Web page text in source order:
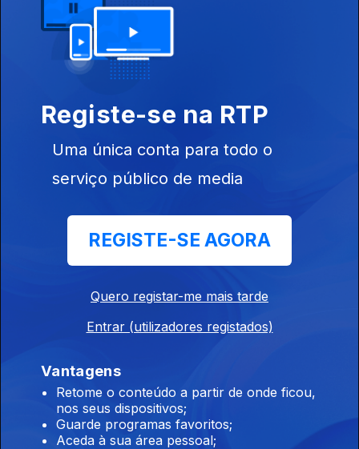
17 set. 2025
Registe-se na RTP
Uma única conta para todo o
serviço público de media
REGISTE-SE AGORA
Quero registar-me mais tarde
Entrar (utilizadores registados)
Vantagens
Retome o conteúdo a partir de onde ficou,
nos seus dispositivos;
Guarde programas favoritos;
Aceda à sua área pessoal;